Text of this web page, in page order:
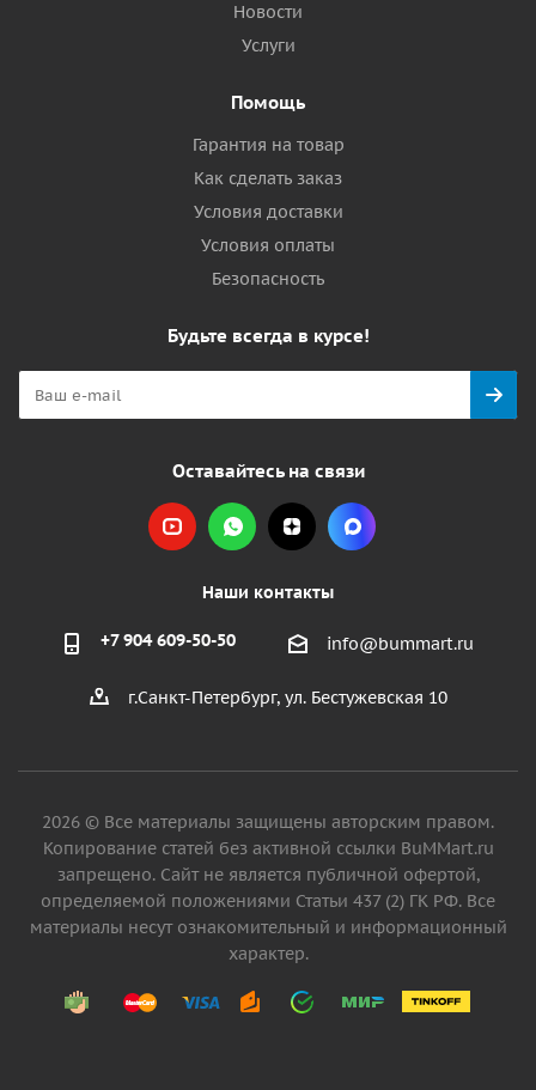
Новости
Услуги
Помощь
Гарантия на товар
Как сделать заказ
Условия доставки
Условия оплаты
Безопасность
Будьте всегда в курсе!
Оставайтесь на связи
Наши контакты
+7 904 609-50-50 info@bummart.ru
г.Санкт-Петербург, ул. Бестужевская 10
2026 © Все материалы защищены авторским правом.
Копирование статей без активной ссылки BuMMart.ru
запрещено. Сайт не является публичной офертой,
определяемой положениями Статьи 437 (2) ГК РФ. Все
материалы несут ознакомительный и информационный
характер.